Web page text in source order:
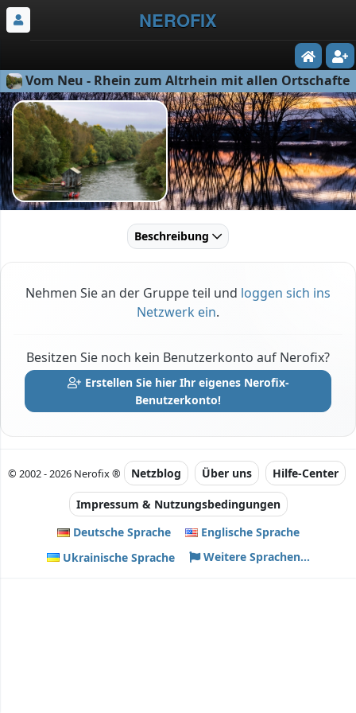
NEROFIX
Vom Neu - Rhein zum Altrhein mit allen
Beschreibung
Nehmen Sie an der Gruppe teil und loggen sich ins
Netzwerk ein.
Besitzen Sie noch kein Benutzerkonto auf Nerofix?
Erstellen Sie hier Ihr eigenes Nerofix-
Benutzerkonto!
© 2002 - 2026 Nerofix ® Netzblog Über uns Hilfe-Center
Impressum & Nutzungsbedingungen
Deutsche Sprache
Englische Sprache
Ukrainische Sprache
Weitere Sprachen...